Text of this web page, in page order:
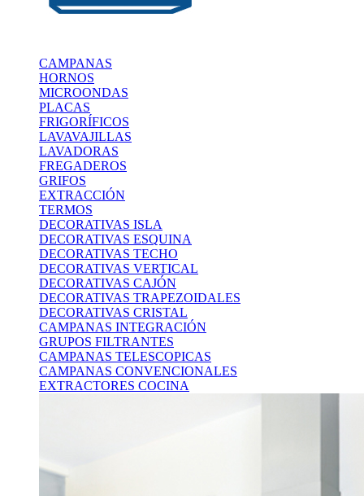
CAMPANAS
HORNOS
MICROONDAS
PLACAS
FRIGORÍFICOS
LAVAVAJILLAS
LAVADORAS
FREGADEROS
GRIFOS
EXTRACCIÓN
TERMOS
DECORATIVAS ISLA
DECORATIVAS ESQUINA
DECORATIVAS TECHO
DECORATIVAS VERTICAL
DECORATIVAS CAJÓN
DECORATIVAS TRAPEZOIDALES
DECORATIVAS CRISTAL
CAMPANAS INTEGRACIÓN
GRUPOS FILTRANTES
CAMPANAS TELESCOPICAS
CAMPANAS CONVENCIONALES
EXTRACTORES COCINA